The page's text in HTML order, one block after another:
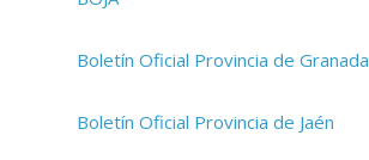
Boletín Oficial Provincia de Granada
Boletín Oficial Provincia de Jaén